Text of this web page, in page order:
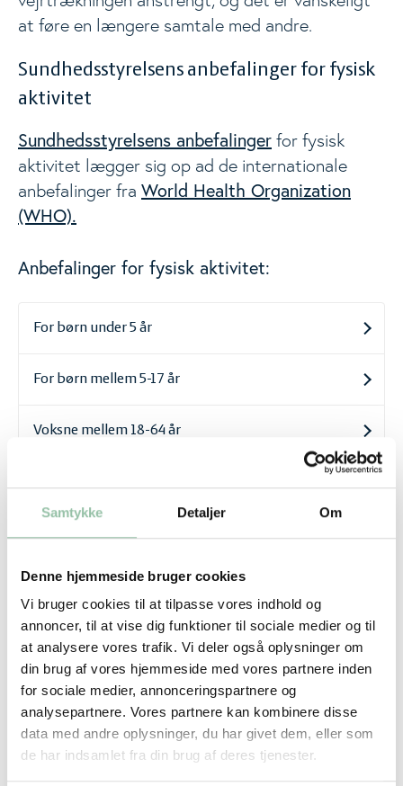
Samtykke Detaljer Om
Denne hjemmeside bruger cookies
Vi bruger cookies til at tilpasse vores indhold og
annoncer, til at vise dig funktioner til sociale medier og til
at analysere vores trafik. Vi deler også oplysninger om
din brug af vores hjemmeside med vores partnere inden
for sociale medier, annonceringspartnere og
analysepartnere. Vores partnere kan kombinere disse
data med andre oplysninger, du har givet dem, eller som
de har indsamlet fra din brug af deres tjenester.
at føre en længere samtale med andre.
Sundhedsstyrelsens anbefalinger for fysisk
aktivitet
Sundhedsstyrelsens anbefalinger for fysisk
aktivitet lægger sig op ad de internationale
anbefalinger fra World Health Organization
(WHO).
Anbefalinger for fysisk aktivitet:
For børn under 5 år
For børn mellem 5-17 år
Voksne mellem 18-64 år
Gravide
Hvordan ser det ud med danskernes
mængde af fysisk aktivitet?
Danmarks Tekniske Universitet (DTU)udgav i
2009 en rapport med fokus på det fysiske
aktivitetsniveau og aktivitetsmønster i den
voksne danske befolkning. Rapporten beskriver